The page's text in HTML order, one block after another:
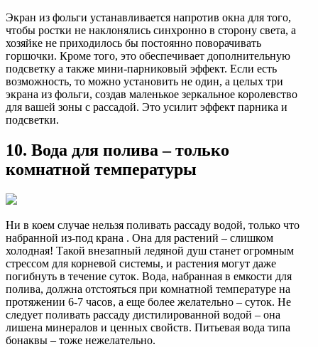
Экран из фольги устанавливается напротив окна для того,
чтобы ростки не наклонялись синхронно в сторону света, а
хозяйке не приходилось бы постоянно поворачивать
горшочки. Кроме того, это обеспечивает дополнительную
подсветку а также мини-парниковый эффект. Если есть
возможность, то можно установить не один, а целых три
экрана из фольги, создав маленькое зеркальное королевство
для вашей зоны с рассадой. Это усилит эффект парника и
подсветки.
10. Вода для полива – только
комнатной температуры
Ни в коем случае нельзя поливать рассаду водой, только что
набранной из-под крана . Она для растений – слишком
холодная! Такой внезапный ледяной душ станет огромным
стрессом для корневой системы, и растения могут даже
погибнуть в течение суток. Вода, набранная в емкости для
полива, должна отстояться при комнатной температуре на
протяжении 6-7 часов, а еще более желательно – суток. Не
следует поливать рассаду дистилированной водой – она
лишена минералов и ценных свойств. Питьевая вода типа
бонаквы – тоже нежелательно.